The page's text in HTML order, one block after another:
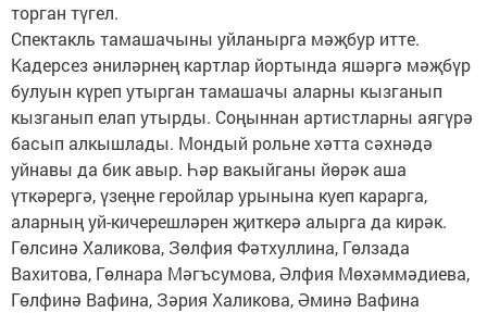
торган түгел.
Спектакль тамашачыны уйланырга мәҗбур итте.
Кадерсез әниләрнең картлар йортында яшәргә мәҗбүр
булуын күреп утырган тамашачы аларны кызганып
кызганып елап утырды. Соңыннан артистларны аягүрә
басып алкышлады. Мондый рольне хәтта сәхнәдә
уйнавы да бик авыр. Һәр вакыйганы йөрәк аша
үткәрергә, үзеңне геройлар урынына куеп карарга,
аларның уй-кичерешләрен җиткерә алырга да кирәк.
Гөлсинә Халикова, Зөлфия Фәтхуллина, Гөлзада
Вахитова, Гөлнара Мәгъсумова, Әлфия Мөхәммәдиева,
Гөлфинә Вафина, Зәрия Халикова, Әминә Вафина